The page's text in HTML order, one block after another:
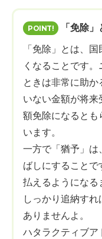
「免除
「免除」とは、
くなることです
ときは非常に助
いない金額が将
額免除になるとも
います。
一方で「猶予」は
ばしにすること
払えるようになる
しっかり追納す
ありませんよ。
ハタラクティブア